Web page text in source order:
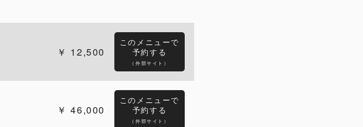
12,500
このメニューで
予約する
（外部サイト）
46,000
このメニューで
予約する
（外部サイト）